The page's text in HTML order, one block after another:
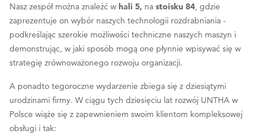
Nasz zespół można znaleźć w hali 5, na stoisku 84 , gdzie
zaprezentuje on wybór naszych technologii rozdrabniania -
podkreślając szerokie możliwości techniczne naszych maszyn i
demonstrując, w jaki sposób mogą one płynnie wpisywać się w
strategię zrównoważonego rozwoju organizacji.
A ponadto tegoroczne wydarzenie zbiega się z dziesiątymi
urodzinami firmy. W ciągu tych dziesięciu lat rozwój UNTHA w
Polsce wiąże się z zapewnieniem swoim klientom kompleksowej
obsługi i tak: